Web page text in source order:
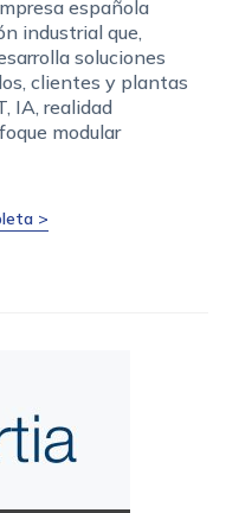
española
industrial que,
soluciones
clientes y plantas
IA, realidad
modular
>